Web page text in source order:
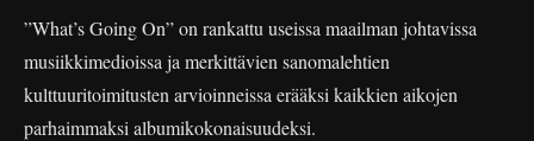
”What’s Going On” on rankattu useissa maailman johtavissa
musiikkimedioissa ja merkittävien sanomalehtien
kulttuuritoimitusten arvioinneissa erääksi kaikkien aikojen
parhaimmaksi albumikokonaisuudeksi.